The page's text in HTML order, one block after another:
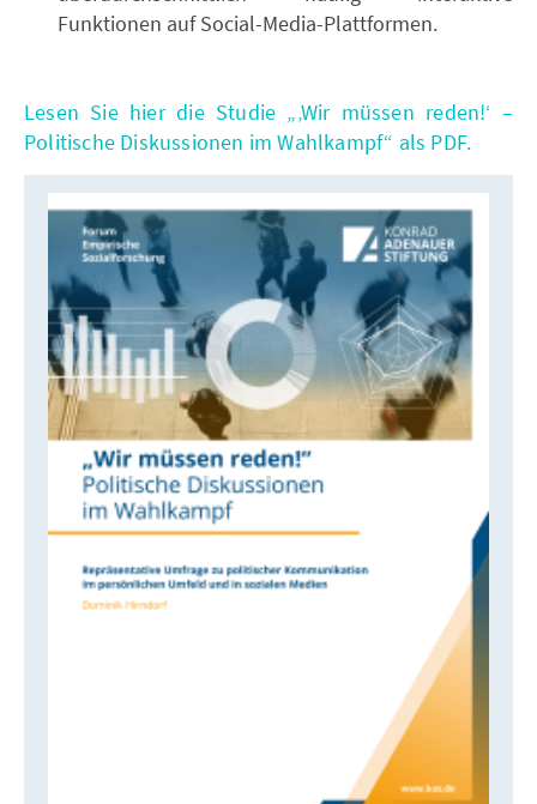
Funktionen auf Social-Media-Plattformen.
Lesen Sie hier die Studie „‚Wir müssen reden!‘ –
Politische Diskussionen im Wahlkampf“ als PDF.